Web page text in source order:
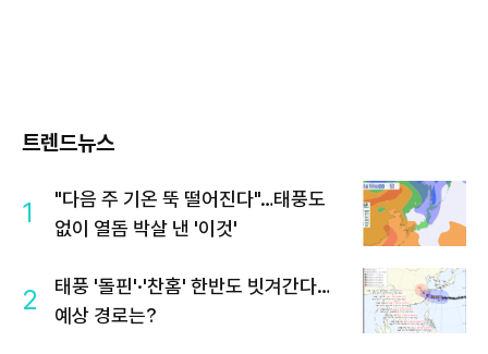
트렌드뉴스
1
"다음 주 기온 뚝 떨어진다"…태풍도
없이 열돔 박살 낸 '이것'
2
태풍 '돌핀'·'찬홈' 한반도 빗겨간다…
예상 경로는?